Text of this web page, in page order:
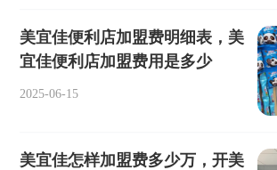
美宜佳便利店加盟费明细表，美
宜佳便利店加盟费用是多少
2025-06-15
美宜佳怎样加盟费多少万，开美